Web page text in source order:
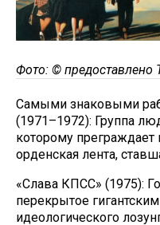
Фото: © предоставлено
Самыми знаковыми
(1971–1972): Группа
которому
орденская лента,
«Слава КПСС» (1975):
перекрытое
идеологического